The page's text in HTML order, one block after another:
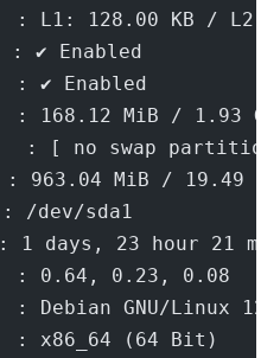
L1: 128.00 KB / L2:
: ✔ Enabled
: ✔ Enabled
MiB / 1.93
[ no swap partition
963.04 MiB / 19.49
/dev/sda1
1 days, 23 hour 21
0.64, 0.23, 0.08
GNU/Linux 12
(64 Bit)